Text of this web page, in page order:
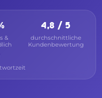
&
4,8 / 5
durchschnittliche
Kundenbewertung